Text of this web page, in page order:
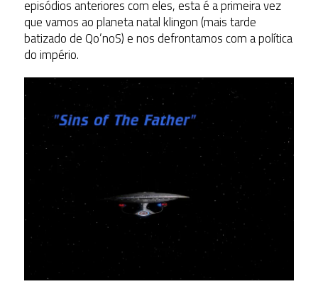
episódios anteriores com eles, esta é a primeira vez
que vamos ao planeta natal klingon (mais tarde
batizado de Qo’noS) e nos defrontamos com a política
do império.